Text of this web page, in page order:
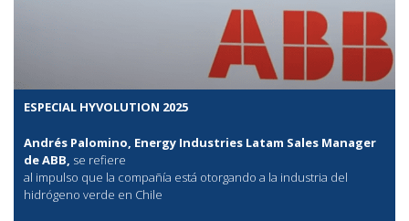
ESPECIAL HYVOLUTION 2025
Andrés Palomino, Energy Industries Latam Sales Manager
de ABB, se refiere
al impulso que la compañía está otorgando a la industria del
hidrógeno verde en Chile